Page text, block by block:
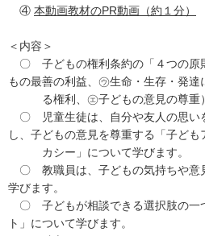
④ 本動画教材のPR動画（約１分）
＜内容＞
〇 子どもの権利条約の「４つの原
もの最善の利益、㋒生命・生存・発達
る権利、㋓子どもの意見の尊重）
〇 児童生徒は、自分や友人の思い
し、子どもの意見を尊重する「子ども
カシー」について学びます。
〇 教職員は、子どもの気持ちや意
学びます。
〇 子どもが相談できる選択肢の一
ト」について学びます。